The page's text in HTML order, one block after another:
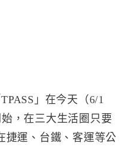
」在今天（6/1
，在三大生活圈只要
捷運、台鐵、客運等公